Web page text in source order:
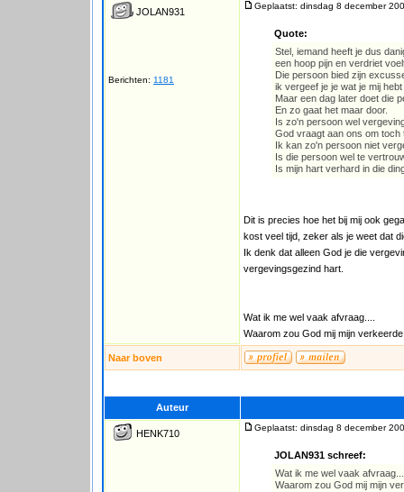
JOLAN931
Berichten: 1181
Geplaatst: dinsdag 8 december
Quote:
Stel, iemand heeft je dus
een hoop pijn en verdriet
Die persoon bied zijn
ik vergeef je je wat je mij
Maar een dag later doet die
En zo gaat het maar door.
Is zo'n persoon wel
God vraagt aan ons om toch
Ik kan zo'n persoon niet
Is die persoon wel te
Is mijn hart verhard in die
Dit is precies hoe het bij mij ook
kost veel tijd, zeker als je weet dat
Ik denk dat alleen God je die
vergevingsgezind hart.
Wat ik me wel vaak afvraag....
Waarom zou God mij mijn
Naar boven
Auteur
HENK710
Geplaatst: dinsdag 8 december
JOLAN931 schreef:
Wat ik me wel vaak
Waarom zou God mij mijn